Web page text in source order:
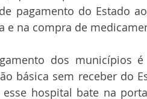
pagamento do Estado
e na compra de
dos municípios
básica sem receber do
esse hospital bate na